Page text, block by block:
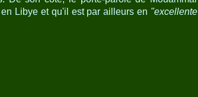
Libye et qu'il est par ailleurs en "excellente